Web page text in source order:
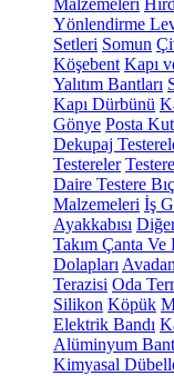
Malzemeleri
Yönlendirme
Setleri Somun
Köşebent Kapı
Yalıtım Bantları
Kapı Dürbünü
Gönye Posta
Dekupaj
Testereler
Daire Testere
Malzemeleri İş
Ayakkabısı
Takım Çanta Ve
Dolapları
Terazisi Oda
Silikon Köpük
Elektrik Bandı
Alüminyum Bant
Kimyasal